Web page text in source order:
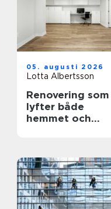
05. augusti 2026
Lotta Albertsson
Renovering som
lyfter både
hemmet och